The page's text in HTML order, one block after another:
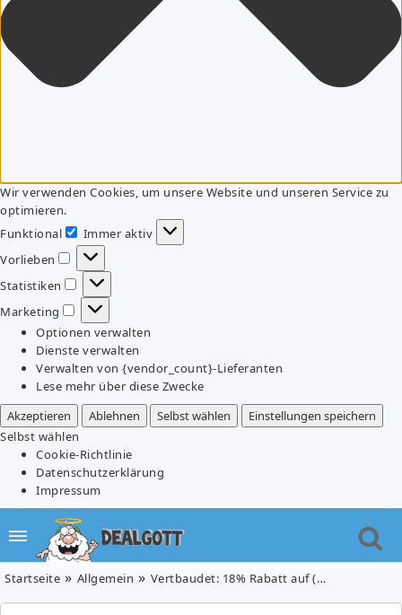
Wir verwenden Cookies, um unsere Website und unseren Service zu
optimieren.
Funktional
Funktional
Immer aktiv
Vorlieben
Vorlieben
Statistiken
Statistiken
Marketing
Marketing
Optionen verwalten
Dienste verwalten
Verwalten von {vendor_count}-Lieferanten
Lese mehr über diese Zwecke
Akzeptieren
Ablehnen Selbst wählen
Einstellungen speichern
Selbst wählen
Cookie-Richtlinie
Datenschutzerklärung
Impressum
Startseite Allgemein Vertbaudet: 18% Rabatt auf (fast) alle Artikel und 35% Rabatt auf alle WM- und Sport-Artikel